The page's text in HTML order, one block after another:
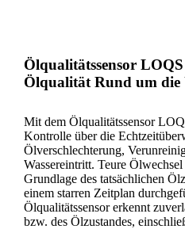
Ölqualitätssensor
Ölqualität Rund um die
Mit dem Ölqualitätssensor
Kontrolle über die
Ölverschlechterung,
Wassereintritt. Teure
Grundlage des tatsächlichen
einem starren Zeitplan
Ölqualitätssensor erkennt
bzw. des Ölzustandes,